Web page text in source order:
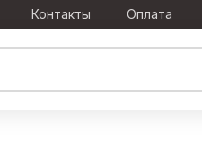
Контакты Оплата